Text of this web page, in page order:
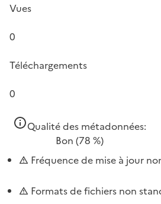
Vues
0
Téléchargements
0
Qualité des métadonnées:
Bon (78 %)
Fréquence de mise à jour
Formats de fichiers non